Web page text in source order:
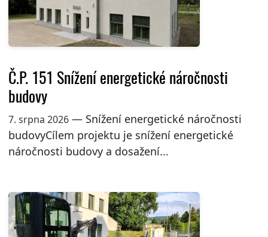
Č.P. 151 Snížení energetické náročnosti
budovy
7. srpna 2026— Snížení energetické náročnosti
budovyCílem projektu je snížení energetické
náročnosti budovy a dosažení...